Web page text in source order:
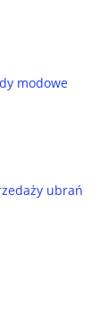
modowe
ubrań